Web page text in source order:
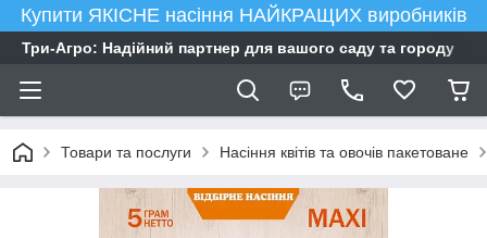
Купити ЯКІСНЕ насіння НАЙКРАЩИХ виробників
Три-Агро: Надійний партнер для вашого саду та городу
Товари та послуги Насіння квітів та овочів пакетоване